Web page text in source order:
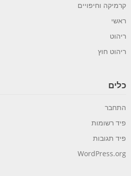
קרמיקה וחיפויים
ראשי
ריהוט
ריהוט חוץ
כלים
התחבר
פיד רשומות
פיד תגובות
WordPress.org